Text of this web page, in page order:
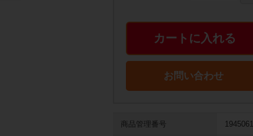
カートに入れる
お問い合わせ
商品管理番号